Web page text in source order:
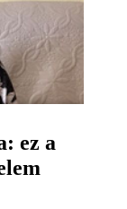
ez a